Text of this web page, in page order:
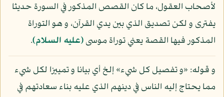
لأصحاب العقول، ما كان القصص المذكور في السورة حديثا
يفترى و لكن تصديق الذي بين يدي القرآن، و هو التوراة
المذكور فيها القصة يعني توراة موسى(عليه السلام).
و قوله: «و تفصيل كل شيء» إلخ أي بيانا و تمييزا لكل شيء
مما يحتاج إليه الناس في دينهم الذي عليه بناء سعادتهم في